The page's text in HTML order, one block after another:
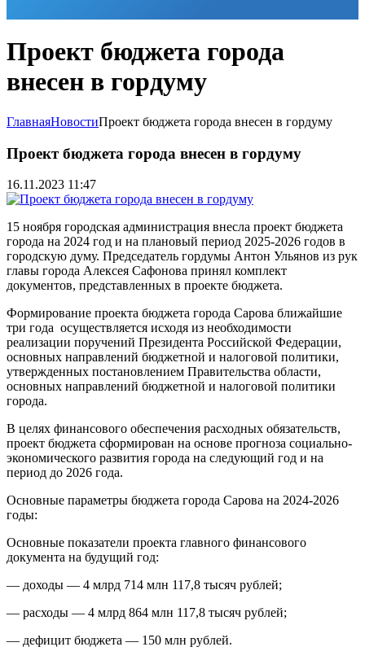
Проект бюджета города
внесен в гордуму
ГлавнаяНовостиПроект бюджета города внесен в гордуму
Проект бюджета города внесен в гордуму
16.11.2023 11:47
15 ноября городская администрация внесла проект бюджета
города на 2024 год и на плановый период 2025-2026 годов в
городскую думу. Председатель гордумы Антон Ульянов из рук
главы города Алексея Сафонова принял комплект
документов, представленных в проекте бюджета.
Формирование проекта бюджета города Сарова ближайшие
три года осуществляется исходя из необходимости
реализации поручений Президента Российской Федерации,
основных направлений бюджетной и налоговой политики,
утвержденных постановлением Правительства области,
основных направлений бюджетной и налоговой политики
города.
В целях финансового обеспечения расходных обязательств,
проект бюджета сформирован на основе прогноза социально-
экономического развития города на следующий год и на
период до 2026 года.
Основные параметры бюджета города Сарова на 2024-2026
годы:
Основные показатели проекта главного финансового
документа на будущий год:
— доходы — 4 млрд 714 млн 117,8 тысяч рублей;
— расходы — 4 млрд 864 млн 117,8 тысяч рублей;
— дефицит бюджета — 150 млн рублей.